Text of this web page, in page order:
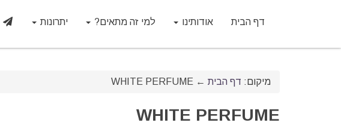
דף הבית אודותינו למי זה מתאים? יתרונות
מיקום: דף הבית ←
WHITE PERFUME
WHITE PERFUME